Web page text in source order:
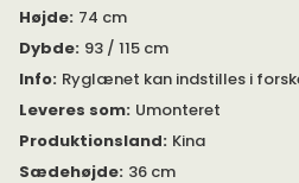
Højde: 74 cm
Dybde: 93 / 115 cm
Info: Ryglænet kan indstilles i
Leveres som: Umonteret
Produktionsland: Kina
Sædehøjde: 36 cm